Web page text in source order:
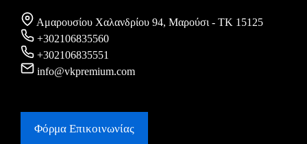
Αμαρουσίου Χαλανδρίου 94, Μαρούσι - ΤΚ 15125
+302106835560
+302106835551
info@vkpremium.com
Φόρμα Eπικοινωνίας